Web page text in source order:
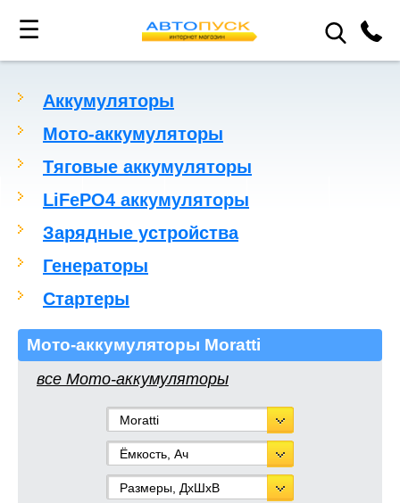
☰
Аккумуляторы
Мото-аккумуляторы
Тяговые аккумуляторы
LiFePO4 аккумуляторы
Зарядные устройства
Генераторы
Стартеры
Мото-аккумуляторы Moratti
все Мото-аккумуляторы
Moratti
Ёмкость, Ач
Размеры, ДхШхВ